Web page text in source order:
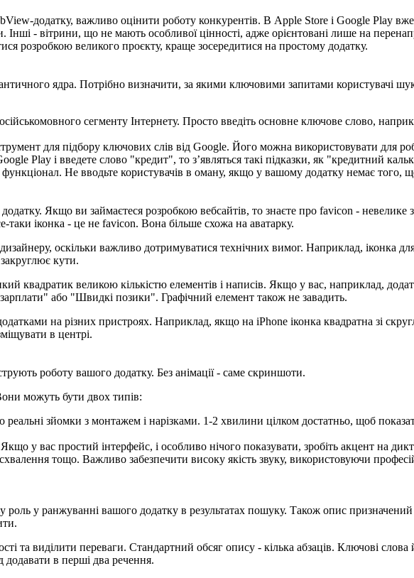
додатку, важливо оцінити роботу конкурентів. В Apple Store і Google Play
- вітрини, що не мають особливої цінності, адже орієнтовані лише на
розробкою великого проєкту, краще зосередитися на простому додатку.
ядра. Потрібно визначити, за якими ключовими запитами користувачі
сегменту Інтернету. Просто введіть основне ключове слово,
для підбору ключових слів від Google. Його можна використовувати для
Play і введете слово "кредит", то з’являться такі підказки, як "кредитний
Не вводьте користувачів в оману, якщо у вашому додатку немає того,
Якщо ви займаєтеся розробкою вебсайтів, то знаєте про favicon - невелике
таки іконка - це не favicon. Вона більше схожа на аватарку.
оскільки важливо дотримуватися технічних вимог. Наприклад, іконка
кути.
квадратик великою кількістю елементів і написів. Якщо у вас, наприклад,
або "Швидкі позики". Графічний елемент також не завадить.
на різних пристроях. Наприклад, якщо на iPhone іконка квадратна зі
в центрі.
роботу вашого додатку. Без анімації - саме скриншоти.
можуть бути двох типів:
реальні зйомки з монтажем і нарізками. 1-2 хвилини цілком достатньо, щоб
у вас простий інтерфейс, і особливо нічого показувати, зробіть акцент на
тощо. Важливо забезпечити високу якість звуку, використовуючи
роль у ранжуванні вашого додатку в результатах пошуку. Також опис призначений
та виділити переваги. Стандартний обсяг опису - кілька абзаців. Ключові
в перші два речення.